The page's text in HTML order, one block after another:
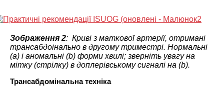
Зображення 2: Криві з маткової артерії, отримані
трансабдоінально в другому триместрі. Нормальні
(а) і аномальні (b) форми хвилі; зверніть увагу на
мітку (стрілку) в доплерівському сигналі на (b).
Трансабдомінальна техніка